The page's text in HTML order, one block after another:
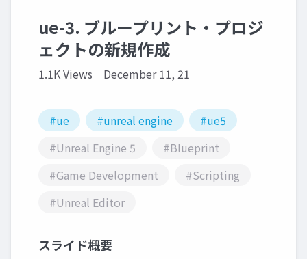
ue-3. ブループリント・プロジ
ェクトの新規作成
1.1K Views December 11, 21
#ue #unreal engine
#ue5
#Unreal Engine 5
#Blueprint
#Game Development
#Scripting
#Unreal Editor
スライド概要